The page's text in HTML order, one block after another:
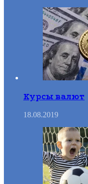
Курсы валют
18.08.2019